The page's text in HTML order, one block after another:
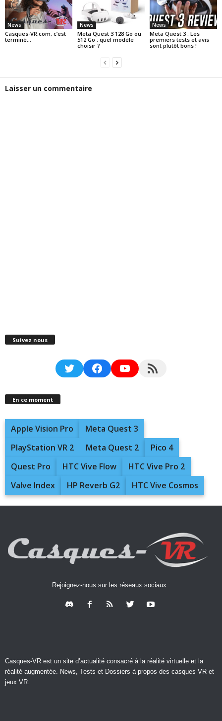
News
Casques-VR.com, c’est
terminé…
News
Meta Quest 3 128 Go ou
512 Go : quel modèle
choisir ?
News
Meta Quest 3 : Les
premiers tests et avis
sont plutôt bons !
Laisser un commentaire
Suivez nous
TwitterFacebookYouTubeRSS Feed
En ce moment
Apple Vision Pro
Meta Quest 3
PlayStation VR 2
Meta Quest 2
Pico 4
Quest Pro
HTC Vive Flow
HTC Vive Pro 2
Valve Index
HP Reverb G2 HTC Vive Cosmos
Rejoignez-nous sur les réseaux sociaux :
Casques-VR est un site d’actualité consacré à la réalité virtuelle et la
réalité augmentée. News, Tests et Dossiers à propos des casques VR et
jeux VR.